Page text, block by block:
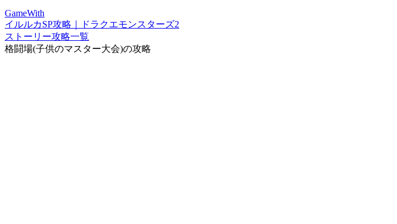
GameWith
イルルカSP攻略｜ドラクエモンスターズ2
ストーリー攻略一覧
格闘場(子供のマスター大会)の攻略